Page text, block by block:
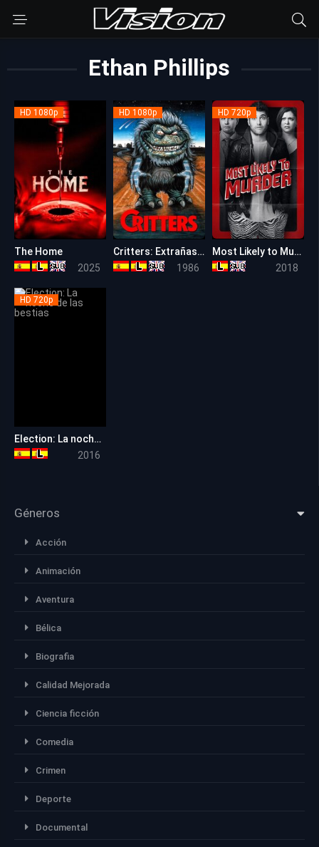
Ethan Phillips
HD 1080p
The Home
2025
HD 1080p
Critters: Extrañas criaturas
1986
HD 720p
Most Likely to Murder
2018
HD 720p
Election: La noche de las bestias
2016
Géneros
Acción
Animación
Aventura
Bélica
Biografia
Calidad Mejorada
Ciencia ficción
Comedia
Crimen
Deporte
Documental